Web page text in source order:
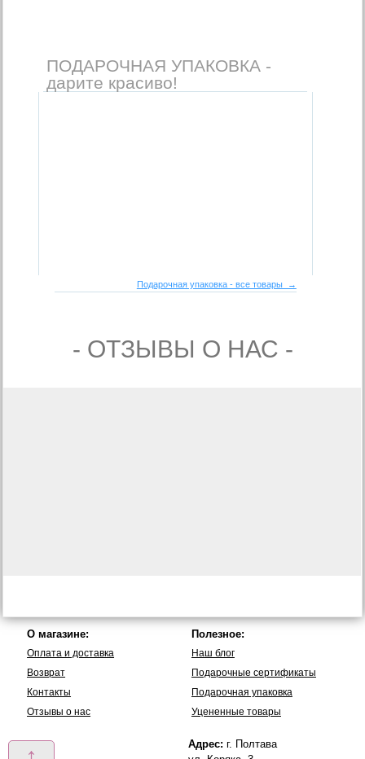
ПОДАРОЧНАЯ УПАКОВКА -
дарите красиво!
Подарочная упаковка - все товары →
- ОТЗЫВЫ О НАС -
О магазине:
Оплата и доставка
Возврат
Контакты
Отзывы о нас
Полезное:
Наш блог
Подарочные сертификаты
Подарочная упаковка
Уцененные товары
Адрес: г. Полтава